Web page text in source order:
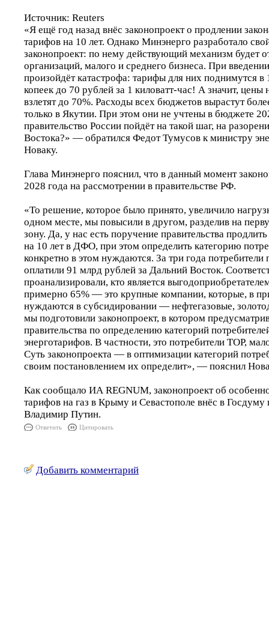
Источник: Reuters
«Я ещё год назад внёс законопроект о продлении
тарифов на 10 лет. Однако Минэнерго разработало
законопроект: по нему действующий механизм будет
организаций, малого и среднего бизнеса. При
произойдёт катастрофа: тарифы для них поднимутся в
копеек до 70 рублей за 1 киловатт-час! А значит, цены
взлетят до 70%. Расходы всех бюджетов вырастут
только в Якутии. При этом они не учтены в бюджете
правительство России пойдёт на такой шаг, на
Востока?» — обратился Федот Тумусов к министру
Новаку.
Глава Минэнерго пояснил, что в данный момент
2028 года на рассмотрении в правительстве РФ.
«То решение, которое было принято, увеличило
одном месте, мы повысили в другом, разделив на
зону. Да, у нас есть поручение правительства
на 10 лет в ДФО, при этом определить категорию
конкретно в этом нуждаются. За три года потребители
оплатили 91 млрд рублей за Дальний Восток.
проанализировали, кто является
примерно 65% — это крупные компании, которые, в
нуждаются в субсидировании — нефтегазовые,
мы подготовили законопроект, в котором
правительства по определению категорий
энерготарифов. В частности, это потребители ТОР,
Суть законопроекта — в оптимизации категорий
своим постановлением их определит», — пояснил
Как сообщало ИА REGNUM, законопроект об
тарифов на газ в Крыму и Севастополе внёс в Госдуму
Владимир Путин.
Ответить Цитировать
Добавить комментарий